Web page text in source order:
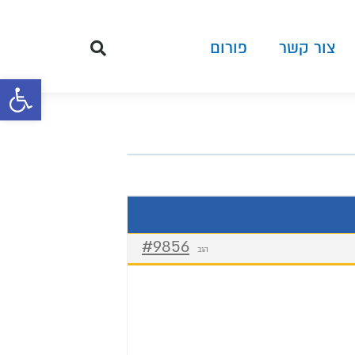
פתח
צור קשר פורום
#9856 הגב